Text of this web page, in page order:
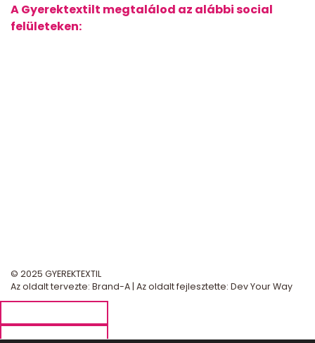
A Gyerektextilt megtalálod az alábbi social
felületeken:
© 2025 GYEREKTEXTIL
Az oldalt tervezte: Brand-A | Az oldalt fejlesztette: Dev Your Way